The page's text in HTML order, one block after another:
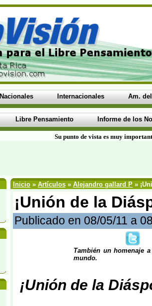
Nacionales Internacionales Am.
Libre Pensamiento Informe de los
Su punto de vista es muy
Inicio » Artículos » Alejandro gallard P »
¡Unión de la
Publicado en 08/05/11 a
También un homenaje
mundo.
¡Unión de la